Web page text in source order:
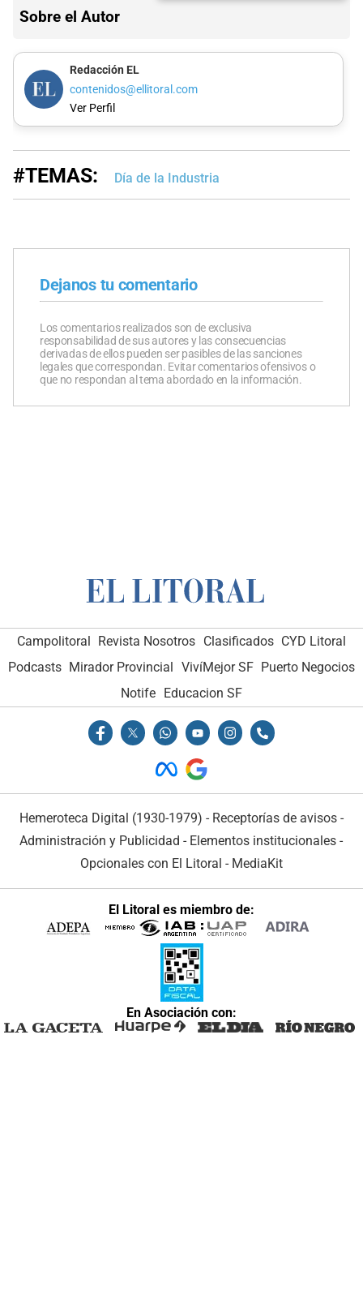
Sobre el Autor
Redacción EL
contenidos@ellitoral.com
Ver Perfil
#TEMAS: Día de la Industria
Dejanos tu comentario
Los comentarios realizados son de exclusiva
responsabilidad de sus autores y las consecuencias
derivadas de ellos pueden ser pasibles de las sanciones
legales que correspondan. Evitar comentarios ofensivos o
que no respondan al tema abordado en la información.
Campolitoral Revista Nosotros Clasificados CYD Litoral
Podcasts Mirador Provincial VivíMejor SF Puerto Negocios
Notife
Educacion SF
Hemeroteca Digital (1930-1979) - Receptorías de avisos -
Administración y Publicidad - Elementos institucionales -
Opcionales con El Litoral - MediaKit
El Litoral es miembro de:
En Asociación con: